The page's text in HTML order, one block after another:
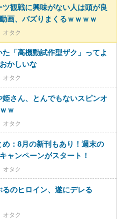
ツ観戦に興味がない人は頭が良
画、バズりまくるｗｗｗｗ
オタク
「高機動試作型ザク」ってよ
かしいな
オタク
姫さん、とんでもないスピンオ
ｗ
オタク
：8月の新刊もあり！週末の
ャンペーンがスタート！
オタク
るのヒロイン、遂にデレる
オタク